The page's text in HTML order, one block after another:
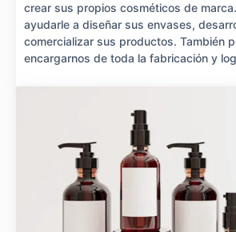
crear sus propios cosméticos de
ayudarle a diseñar sus envases,
comercializar sus productos. También
encargarnos de toda la fabricación y